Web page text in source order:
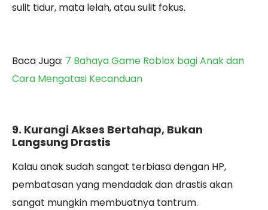
sulit tidur, mata lelah, atau sulit fokus.
Baca Juga: 7 Bahaya Game Roblox bagi Anak dan
Cara Mengatasi Kecanduan
9. Kurangi Akses Bertahap, Bukan
Langsung Drastis
Kalau anak sudah sangat terbiasa dengan HP,
pembatasan yang mendadak dan drastis akan
sangat mungkin membuatnya tantrum.